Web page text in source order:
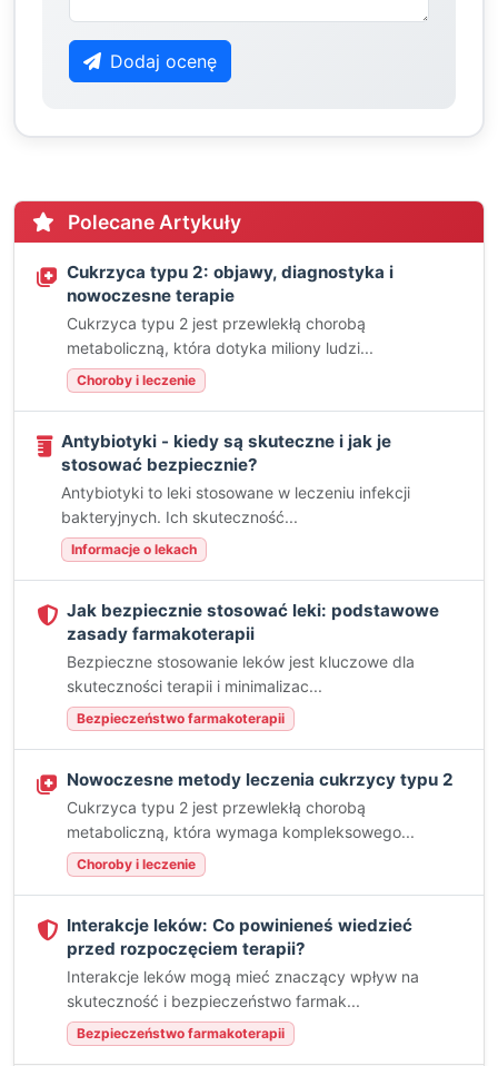
Dodaj ocenę
Polecane Artykuły
Cukrzyca typu 2: objawy, diagnostyka i
nowoczesne terapie
Cukrzyca typu 2 jest przewlekłą chorobą
metaboliczną, która dotyka miliony ludzi...
Choroby i leczenie
Antybiotyki - kiedy są skuteczne i jak je
stosować bezpiecznie?
Antybiotyki to leki stosowane w leczeniu infekcji
bakteryjnych. Ich skuteczność...
Informacje o lekach
Jak bezpiecznie stosować leki: podstawowe
zasady farmakoterapii
Bezpieczne stosowanie leków jest kluczowe dla
skuteczności terapii i minimalizac...
Bezpieczeństwo farmakoterapii
Nowoczesne metody leczenia cukrzycy typu 2
Cukrzyca typu 2 jest przewlekłą chorobą
metaboliczną, która wymaga kompleksowego...
Choroby i leczenie
Interakcje leków: Co powinieneś wiedzieć
przed rozpoczęciem terapii?
Interakcje leków mogą mieć znaczący wpływ na
skuteczność i bezpieczeństwo farmak...
Bezpieczeństwo farmakoterapii